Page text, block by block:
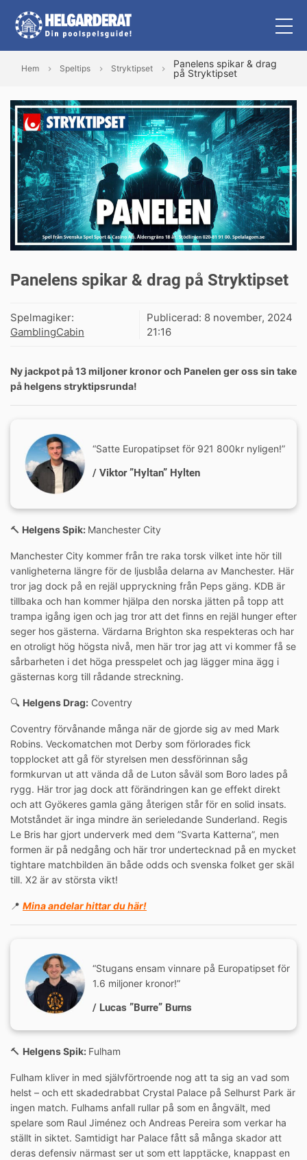
Hem Speltips Stryktipset
Panelens spikar & drag
på Stryktipset
Panelens spikar & drag på Stryktipset
Spelmagiker:
GamblingCabin
Publicerad: 8 november, 2024
21:16
Ny jackpot på 13 miljoner kronor och Panelen ger oss sin take
på helgens stryktipsrunda!
“Satte Europatipset för 921 800kr nyligen!”
/ Viktor ”Hyltan” Hylten
🔨 Helgens Spik: Manchester City
Manchester City kommer från tre raka torsk vilket inte hör till
vanligheterna längre för de ljusblåa delarna av Manchester. Här
tror jag dock på en rejäl uppryckning från Peps gäng. KDB är
tillbaka och han kommer hjälpa den norska jätten på topp att
trampa igång igen och jag tror att det finns en rejäl hunger efter
seger hos gästerna. Värdarna Brighton ska respekteras och har
en otroligt hög högsta nivå, men här tror jag att vi kommer få se
sårbarheten i det höga presspelet och jag lägger mina ägg i
gästernas korg till rådande streckning.
🔍 Helgens Drag: Coventry
Coventry förvånande många när de gjorde sig av med Mark
Robins. Veckomatchen mot Derby som förlorades fick
topplocket att gå för styrelsen men dessförinnan såg
formkurvan ut att vända då de Luton såväl som Boro lades på
rygg. Här tror jag dock att förändringen kan ge effekt direkt
och att Gyökeres gamla gäng återigen står för en solid insats.
Motståndet är inga mindre än serieledande Sunderland. Regis
Le Bris har gjort underverk med dem ”Svarta Katterna”, men
formen är på nedgång och här tror undertecknad på en mycket
tightare matchbilden än både odds och svenska folket ger skäl
till. X2 är av största vikt!
📍 Mina andelar hittar du här!
“Stugans ensam vinnare på Europatipset för
1.6 miljoner kronor!”
/ Lucas ”Burre” Burns
🔨 Helgens Spik: Fulham
Fulham kliver in med självförtroende nog att ta sig an vad som
helst – och ett skadedrabbat Crystal Palace på Selhurst Park är
ingen match. Fulhams anfall rullar på som en ångvält, med
spelare som Raul Jiménez och Andreas Pereira som verkar ha
ställt in siktet. Samtidigt har Palace fått så många skador att
deras defensiv närmast ser ut som ett lapptäcke, knappast en